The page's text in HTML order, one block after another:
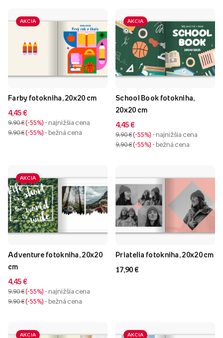
AKCIA
Farby fotokniha, 20x20 cm
4,45 €
9,90 € -55% - najnižšia cena
9,90 € -55% - bežná cena
AKCIA
School Book fotokniha,
20x20 cm
4,45 €
9,90 € -55% - najnižšia cena
9,90 € -55% - bežná cena
AKCIA
Adventure fotokniha, 20x20
cm
4,45 €
9,90 € -55% - najnižšia cena
9,90 € -55% - bežná cena
Priatelia fotokniha, 20x20 cm
17,90 €
AKCIA AKCIA